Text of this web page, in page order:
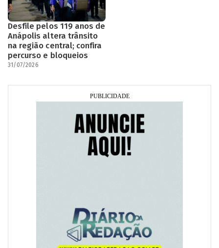
Desfile pelos 119 anos de
Anápolis altera trânsito
na região central; confira
percurso e bloqueios
31/07/2026